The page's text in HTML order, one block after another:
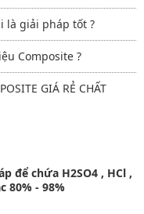
là giải pháp tốt ?
Composite ?
GIÁ RẺ CHẤT
để chứa H2SO4 , HCl ,
80% - 98%